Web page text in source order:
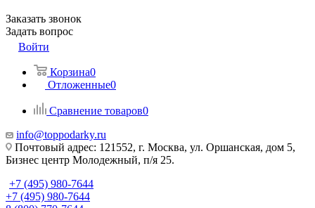
Заказать звонок
Задать вопрос
Войти
Корзина0
Отложенные0
Сравнение товаров0
info@toppodarky.ru
Почтовый адрес: 121552, г. Москва, ул. Оршанская, дом 5,
Бизнес центр Молодежный, п/я 25.
+7 (495) 980-7644
+7 (495) 980-7644